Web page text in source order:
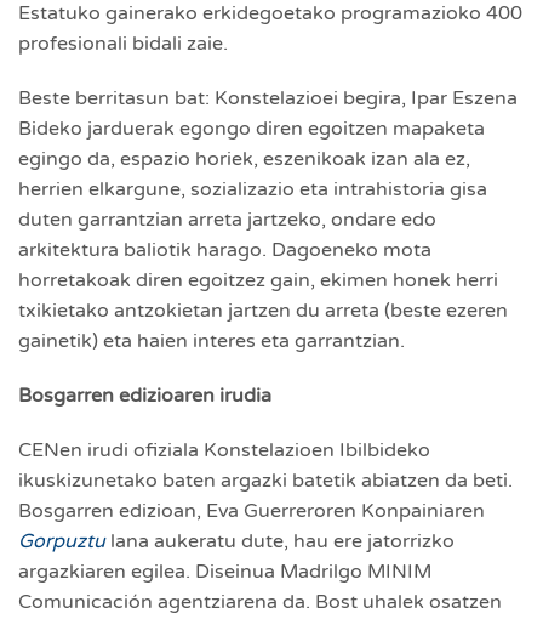
Estatuko gainerako erkidegoetako programazioko 400
profesionali bidali zaie.
Beste berritasun bat: Konstelazioei begira, Ipar Eszena
Bideko jarduerak egongo diren egoitzen mapaketa
egingo da, espazio horiek, eszenikoak izan ala ez,
herrien elkargune, sozializazio eta intrahistoria gisa
duten garrantzian arreta jartzeko, ondare edo
arkitektura baliotik harago. Dagoeneko mota
horretakoak diren egoitzez gain, ekimen honek herri
txikietako antzokietan jartzen du arreta (beste ezeren
gainetik) eta haien interes eta garrantzian.
Bosgarren edizioaren irudia
CENen irudi ofiziala Konstelazioen Ibilbideko
ikuskizunetako baten argazki batetik abiatzen da beti.
Bosgarren edizioan, Eva Guerreroren Konpainiaren
Gorpuztulana aukeratu dute, hau ere jatorrizko
argazkiaren egilea. Diseinua Madrilgo MINIM
Comunicación agentziarena da. Bost uhalek osatzen